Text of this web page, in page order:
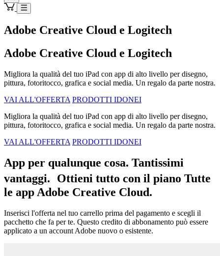
Adobe Creative Cloud e Logitech
Adobe Creative Cloud e Logitech
Migliora la qualità del tuo iPad con app di alto livello per disegno,
pittura, fotoritocco, grafica e social media. Un regalo da parte nostra.
VAI ALL'OFFERTA PRODOTTI IDONEI
Migliora la qualità del tuo iPad con app di alto livello per disegno,
pittura, fotoritocco, grafica e social media. Un regalo da parte nostra.
VAI ALL'OFFERTA PRODOTTI IDONEI
App per qualunque cosa. Tantissimi
vantaggi. Ottieni tutto con il piano Tutte
le app Adobe Creative Cloud.
Inserisci l'offerta nel tuo carrello prima del pagamento e scegli il
pacchetto che fa per te. Questo credito di abbonamento può essere
applicato a un account Adobe nuovo o esistente.